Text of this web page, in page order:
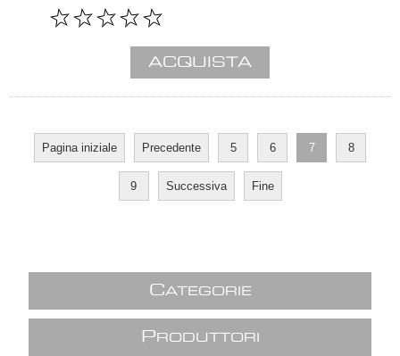
Pagina iniziale Precedente 5 6 7 8
9 Successiva Fine
CATEGORIE
P RODUTTORI